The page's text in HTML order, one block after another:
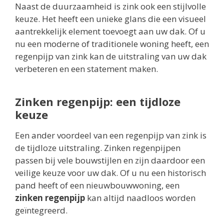
Naast de duurzaamheid is zink ook een stijlvolle
keuze. Het heeft een unieke glans die een visueel
aantrekkelijk element toevoegt aan uw dak. Of u
nu een moderne of traditionele woning heeft, een
regenpijp van zink kan de uitstraling van uw dak
verbeteren en een statement maken.
Zinken regenpijp: een tijdloze
keuze
Een ander voordeel van een regenpijp van zink is
de tijdloze uitstraling. Zinken regenpijpen
passen bij vele bouwstijlen en zijn daardoor een
veilige keuze voor uw dak. Of u nu een historisch
pand heeft of een nieuwbouwwoning, een
zinken regenpijp kan altijd naadloos worden
geïntegreerd.